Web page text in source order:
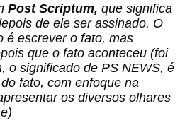
Post Scriptum, que significa
de ele ser assinado. O
é escrever o fato, mas
que o fato aconteceu (foi
o significado de PS NEWS, é
fato, com enfoque na
os diversos olhares